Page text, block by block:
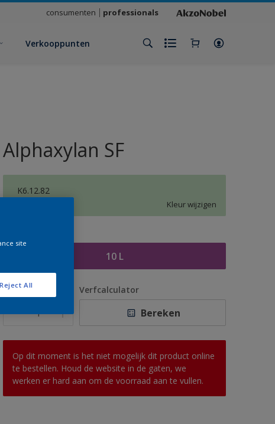
consumenten professionals
Verkooppunten
Alphaxylan SF
K6.12.82
Kleur wijzigen
10 L
Aantal Verfcalculator
Bereken
Op dit moment is het niet mogelijk dit product online
te bestellen. Houd de website in de gaten, we
werken er hard aan om de voorraad aan te vullen.
site
Reject All